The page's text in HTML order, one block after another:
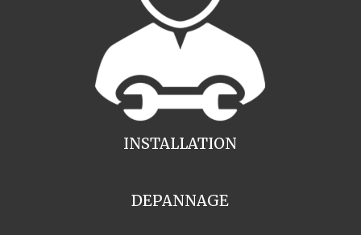
INSTALLATION
DEPANNAGE